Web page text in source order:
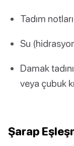
Tadım
Su
Damak
veya çubuk
Şarap